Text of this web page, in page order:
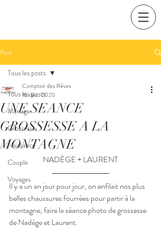
Post
Tous les posts
Mariage
Grossesse
Naissance
Couple
Voyages
Tous les posts
UNE SEANCE
GROSSESSE A LA
MONTAGNE
Comptoir des Rêves
15 déc. 2020
NADÈGE + LAURENT
Il y a un an jour pour jour, on enfilait nos plus
belles chaussures fourrées pour partir à la
montagne, faire la séance photo de grossesse
de Nadège et Laurent.